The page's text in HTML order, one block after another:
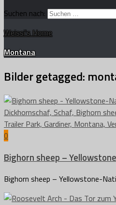
Suchen nach:
Weissi's Home
Montana
Bilder getagged:
0
Bighorn sheep –
Bighorn sheep – Yellowstone-